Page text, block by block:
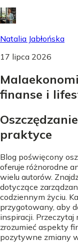
Natalia Jabłońska
17 lipca 2026
finanse i
praktyce
Blog poświęcony
oferuje różnorodne
wielu autorów.
dotyczące
codziennym życiu.
przygotowany, aby
inspiracji. Przeczytaj
zrozumieć aspekty
pozytywne zmiany